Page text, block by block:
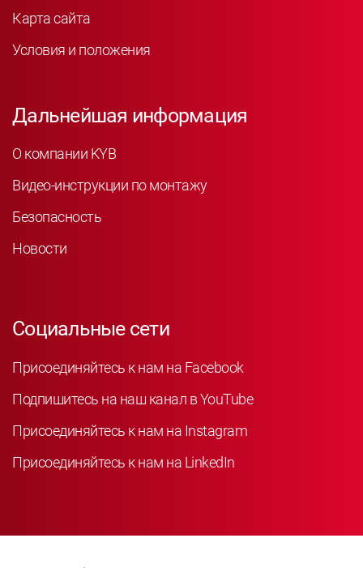
Карта сайта
Условия и положения
Дальнейшая информация
О компании KYB
Видео-инструкции по монтажу
Безопасность
Новости
Социальные сети
Присоединяйтесь к нам на Facebook
Подпишитесь на наш канал в YouTube
Присоединяйтесь к нам на Instagram
Присоединяйтесь к нам на LinkedIn